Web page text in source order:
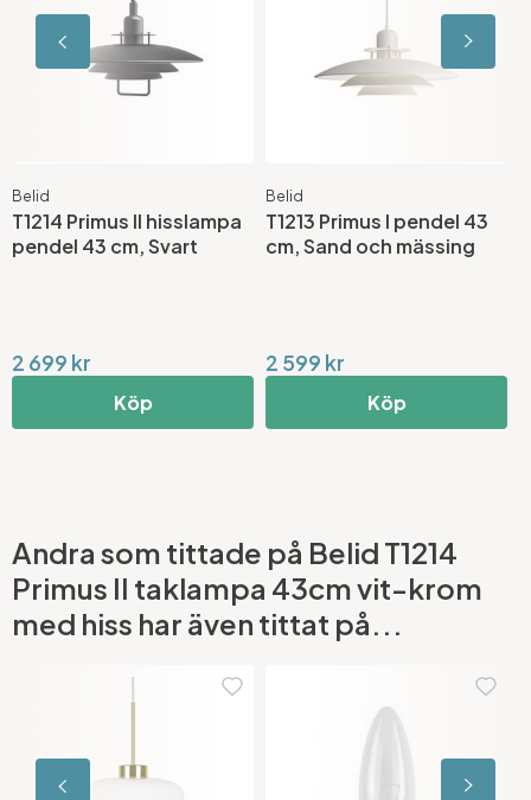
Belid
T1214 Primus II hisslampa
pendel 43 cm, Svart
2 699 kr
Köp
Belid
T1213 Primus I pendel 43
cm, Sand och mässing
2 599 kr
Köp
Andra som tittade på Belid T1214
Primus II taklampa 43cm vit-krom
med hiss har även tittat på...